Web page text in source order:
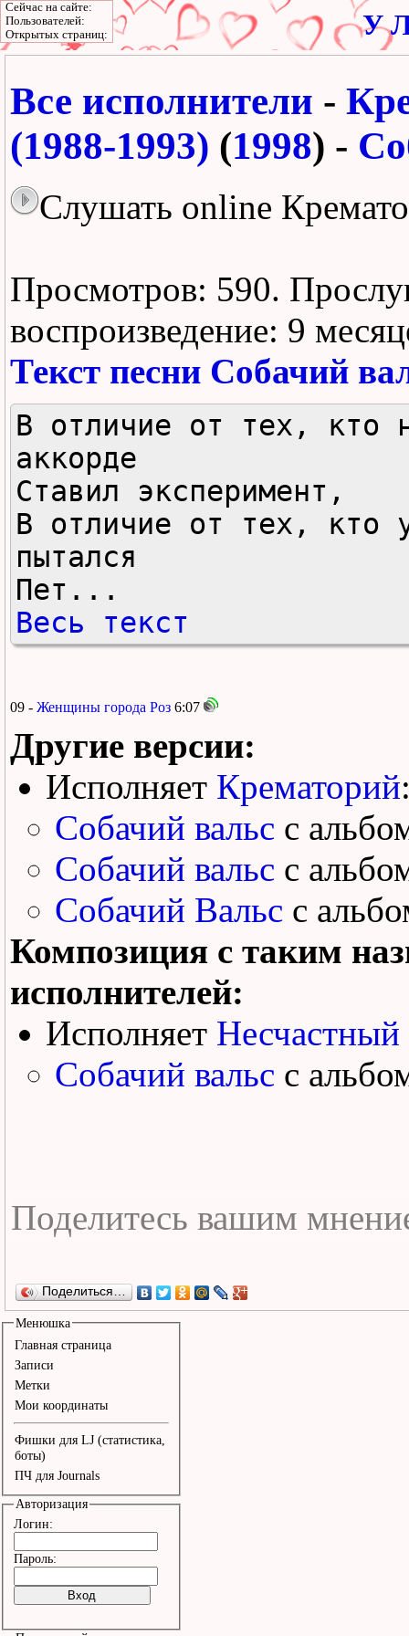
У
Все исполнители -
(1988-1993) (1998) -
Слушать online
Просмотров: 590.
воспроизведение: 9
Текст песни Собачий
В отличие от тех, кто
аккорде
Ставил эксперимент,
В отличие от тех, кто
пытался
Пет...
Весь текст
09 - Женщины города Роз 6:07
Другие версии:
Исполняет Крематорий
Собачий вальс с
Собачий вальс с
Собачий Вальс с
Композиция с таким
исполнителей:
Исполняет
Собачий вальс с
Поделиться…
Менюшка
Главная страница
Записи
Метки
Мои координаты
Фишки для LJ (статистика,
боты)
ПЧ для Journals
Авторизация
Логин:
Пароль:
Сейчас на сайте:
Пользователей:
Открытых страниц: